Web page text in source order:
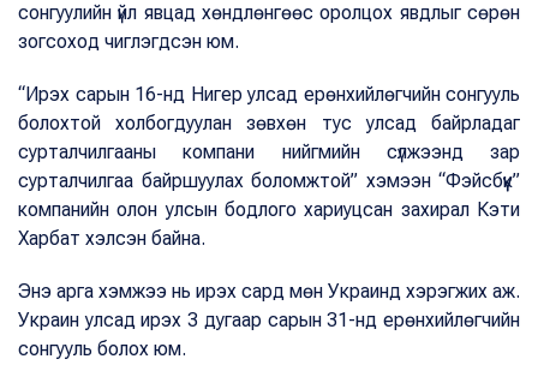
сонгуулийн үйл явцад хөндлөнгөөс оролцох явдлыг сөрөн
зогсоход чиглэгдсэн юм.
“Ирэх сарын 16-нд Нигер улсад ерөнхийлөгчийн сонгууль
болохтой холбогдуулан зөвхөн тус улсад байрладаг
сурталчилгааны компани нийгмийн сүлжээнд зар
сурталчилгаа байршуулах боломжтой” хэмээн “Фэйсбүүк”
компанийн олон улсын бодлого хариуцсан захирал Кэти
Харбат хэлсэн байна.
Энэ арга хэмжээ нь ирэх сард мөн Украинд хэрэгжих аж.
Украин улсад ирэх 3 дугаар сарын 31-нд ерөнхийлөгчийн
сонгууль болох юм.